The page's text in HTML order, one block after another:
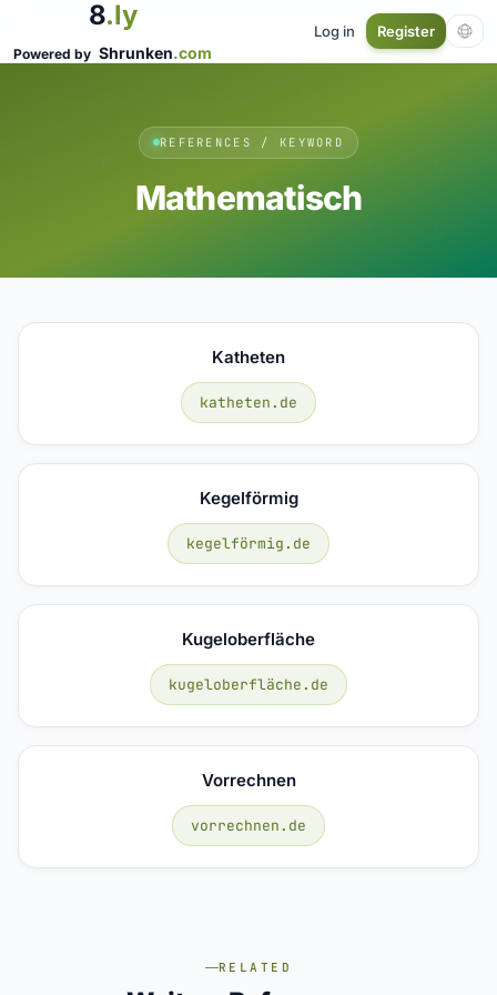
8.ly
Powered by Shrunken.com
Log in Register
REFERENCES / KEYWORD
Mathematisch
Katheten
katheten.de
Kegelförmig
kegelförmig.de
Kugeloberfläche
kugeloberfläche.de
Vorrechnen
vorrechnen.de
RELATED